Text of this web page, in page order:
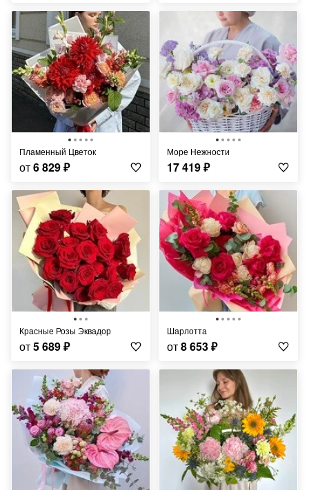
Пламенный Цветок
от6 829₽
Море Нежности
17 419₽
Красные Розы Эквадор
от5 689₽
Шарлотта
от8 653₽